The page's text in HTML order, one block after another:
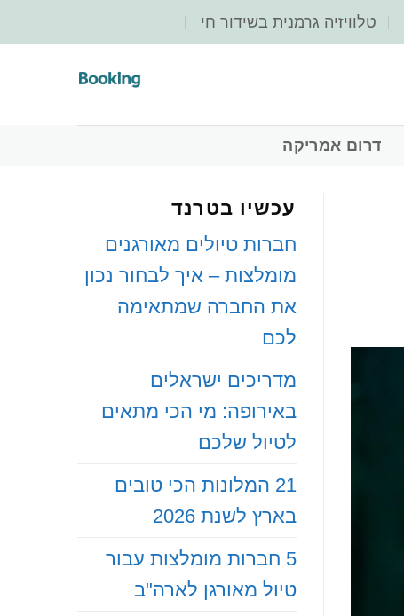
‏טלוויזיה גרמנית בשידור חי
‏דרום אמריקה
עכשיו בטרנד
חברות טיולים מאורגנים
מומלצות – איך לבחור נכון
את החברה שמתאימה
לכם
מדריכים ישראלים
באירופה: מי הכי מתאים
לטיול שלכם
21 המלונות הכי טובים
בארץ לשנת 2026
5 חברות מומלצות עבור
טיול מאורגן לארה"ב